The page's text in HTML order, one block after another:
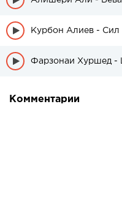
Курбон Алиев - Сил
Фарзонаи Хуршед -
Комментарии